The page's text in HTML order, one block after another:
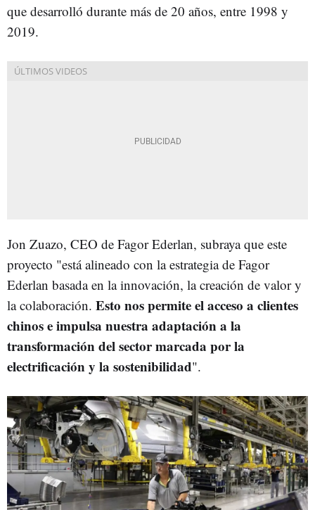
que desarrolló durante más de 20 años, entre 1998 y
2019.
Jon Zuazo, CEO de Fagor Ederlan, subraya que este
proyecto "está alineado con la estrategia de Fagor
Ederlan basada en la innovación, la creación de valor y
la colaboración. Esto nos permite el acceso a clientes
chinos e impulsa nuestra adaptación a la
transformación del sector marcada por la
electrificación y la sostenibilidad".